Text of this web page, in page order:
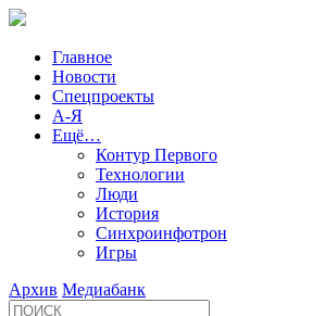
Главное
Новости
Спецпроекты
А-Я
Ещё…
Контур Первого
Технологии
Люди
История
Синхроинфотрон
Игры
Архив Медиабанк